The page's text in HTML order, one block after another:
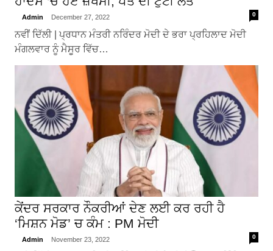
Admin December 27, 2022 0
ਨਵੀਂ ਦਿੱਲੀ | ਪ੍ਰਧਾਨ ਮੰਤਰੀ ਨਰਿੰਦਰ ਮੋਦੀ ਦੇ ਭਰਾ ਪ੍ਰਹਿਲਾਦ ਮੋਦੀ
ਮੰਗਲਵਾਰ ਨੂੰ ਮੈਸੂਰ ਵਿੱਚ…
ਕੇਂਦਰ ਸਰਕਾਰ ਨੌਕਰੀਆਂ ਦੇਣ ਲਈ ਕਰ ਰਹੀ ਹੈ
‘ਮਿਸ਼ਨ ਮੋਡ’ ਚ ਕੰਮ : PM ਮੋਦੀ
Admin November 23, 2022 0